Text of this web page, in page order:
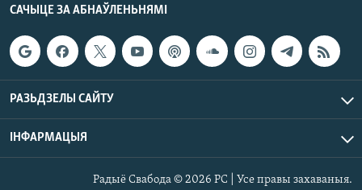
САЧЫЦЕ ЗА АБНАЎЛЕНЬНЯМІ
РАЗЬДЗЕЛЫ САЙТУ
ІНФАРМАЦЫЯ
Радыё Свабода © 2026 РС | Усе правы захаваныя.